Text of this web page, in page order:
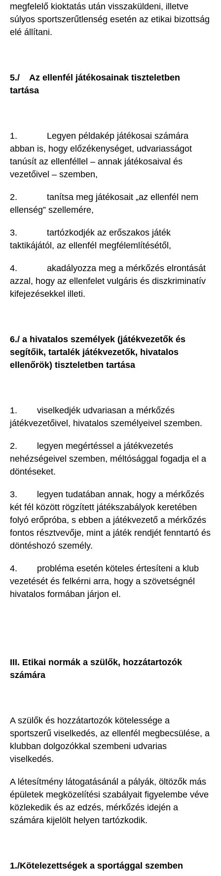
megfelelő kioktatás után visszaküldeni, illetve
súlyos sportszerűtlenség esetén az etikai bizottság
elé állítani.
5./ Az ellenfél játékosainak tiszteletben
tartása
1. Legyen példakép játékosai számára
abban is, hogy előzékenységet, udvariasságot
tanúsít az ellenféllel – annak játékosaival és
vezetőivel – szemben,
2. tanítsa meg játékosait „az ellenfél nem
ellenség” szellemére,
3. tartózkodjék az erőszakos játék
taktikájától, az ellenfél megfélemlítésétől,
4. akadályozza meg a mérkőzés elrontását
azzal, hogy az ellenfelet vulgáris és diszkriminatív
kifejezésekkel illeti.
6./ a hivatalos személyek (játékvezetők és
segítőik, tartalék játékvezetők, hivatalos
ellenőrök) tiszteletben tartása
1. viselkedjék udvariasan a mérkőzés
játékvezetőivel, hivatalos személyeivel szemben.
2. legyen megértéssel a játékvezetés
nehézségeivel szemben, méltósággal fogadja el a
döntéseket.
3. legyen tudatában annak, hogy a mérkőzés
két fél között rögzített játékszabályok keretében
folyó erőpróba, s ebben a játékvezető a mérkőzés
fontos résztvevője, mint a játék rendjét fenntartó és
döntéshozó személy.
4. probléma esetén köteles értesíteni a klub
vezetését és felkérni arra, hogy a szövetségnél
hivatalos formában járjon el.
III. Etikai normák a szülők, hozzátartozók
számára
A szülők és hozzátartozók kötelessége a
sportszerű viselkedés, az ellenfél megbecsülése, a
klubban dolgozókkal szembeni udvarias
viselkedés.
A létesítmény látogatásánál a pályák, öltözők más
épületek megközelítési szabályait figyelembe véve
közlekedik és az edzés, mérkőzés idején a
számára kijelölt helyen tartózkodik.
1./Kötelezettségek a sportággal szemben